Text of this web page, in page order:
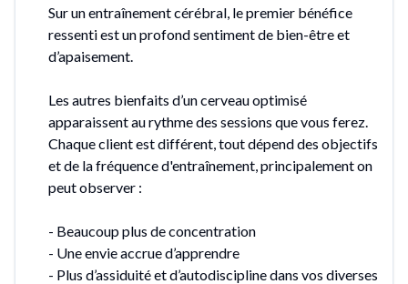
Sur un entraînement cérébral, le premier bénéfice
ressenti est un profond sentiment de bien-être et
d’apaisement.
Les autres bienfaits d’un cerveau optimisé
apparaissent au rythme des sessions que vous ferez.
Chaque client est différent, tout dépend des objectifs
et de la fréquence d'entraînement, principalement on
peut observer :
- Beaucoup plus de concentration
- Une envie accrue d’apprendre
- Plus d’assiduité et d’autodiscipline dans vos diverses